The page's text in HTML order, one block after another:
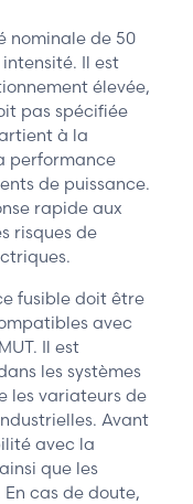
nominale de 50
Il est
élevée,
pas spécifiée
à la
performance
de puissance.
rapide aux
risques de
fusible doit être
avec
Il est
les systèmes
les variateurs de
Avant
avec la
que les
cas de doute,